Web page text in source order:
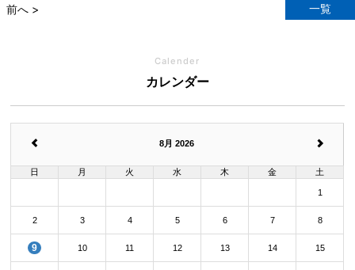
一覧
前へ >
Calender
カレンダー
8月 2026
日 月 火 水 木 金 土
1
2 3 4 5 6 7 8
9 10 11 12 13 14 15